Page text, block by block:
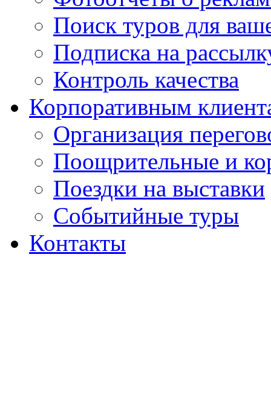
Поиск туров для
Подписка на
Контроль качества
Корпоративным
Организация
Поощрительные и
Поездки на выставки
Событийные туры
Контакты